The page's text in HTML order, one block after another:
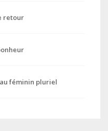
retour
féminin pluriel